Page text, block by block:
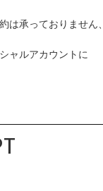
は承っておりません、
ャルアカウントに